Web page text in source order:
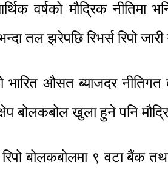
वर्षको मौद्रिक
तल झरेपछि रिभर्स रिपो
भारित औसत ब्याजदर नीतिगत
बोलकबोल खुला हुने पनि
रिपो बोलकबोलमा ९ वटा बैंक